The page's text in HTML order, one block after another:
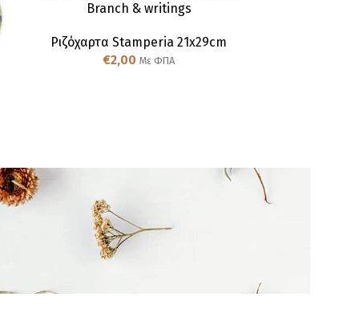
Branch & writings
Ριζόχαρτα Stamperia 21x29cm
€2,00 Με ΦΠΑ